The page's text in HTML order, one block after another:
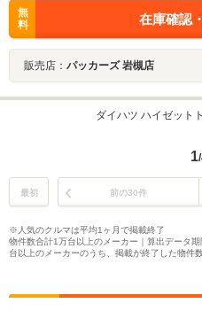
無
料
在庫確認
販売店： パッカーズ 岩槻店
ダイハツ ハイゼット
1
最初 前の30件
※人気のクルマは平均1ヶ月で掲載終了
物件数合計1万台以上のメーカー｜算出データ
台以上のメーカーのうち、掲載が終了した物件